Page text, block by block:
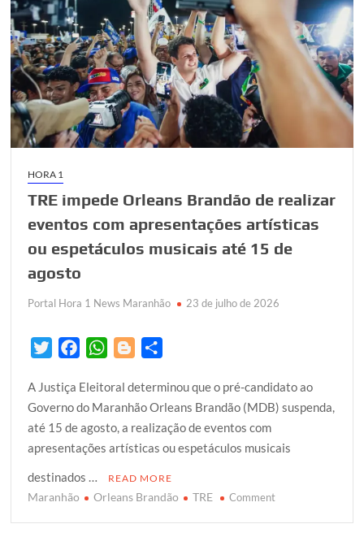
regularizar
transporte
público
HORA 1
TRE impede Orleans Brandão de realizar
eventos com apresentações artísticas
ou espetáculos musicais até 15 de
agosto
Portal Hora 1 News Maranhão 23 de julho de 2026
i
t
t
e
r
c
e
b
o
o
k
W
a
t
s
A
p
p
o
g
g
e
r
a
r
e
A Justiça Eleitoral determinou que o pré-candidato ao
Governo do Maranhão Orleans Brandão (MDB) suspenda,
até 15 de agosto, a realização de eventos com
apresentações artísticas ou espetáculos musicais
destinados …
READ MORE
Maranhão Orleans Brandão TRE Commenton